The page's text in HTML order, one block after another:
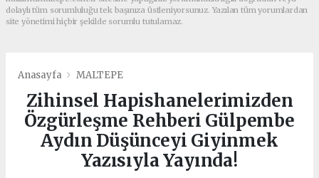
dolaylı tüm sorumluluğu tek başınıza üstleniyorsunuz. Yazılan tüm yorumlardan
site yönetimi hiçbir şekilde sorumlu tutulamaz.
Anasayfa MALTEPE
Zihinsel Hapishanelerimizden
Özgürleşme Rehberi Gülpembe
Aydın Düşünceyi Giyinmek
Yazısıyla Yayında!